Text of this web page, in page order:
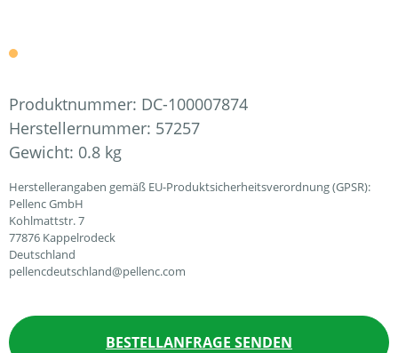
Produktnummer: DC-100007874
Herstellernummer: 57257
Gewicht: 0.8 kg
Herstellerangaben gemäß EU-Produktsicherheitsverordnung (GPSR):
Pellenc GmbH
Kohlmattstr. 7
77876 Kappelrodeck
Deutschland
pellencdeutschland@pellenc.com
BESTELLANFRAGE SENDEN